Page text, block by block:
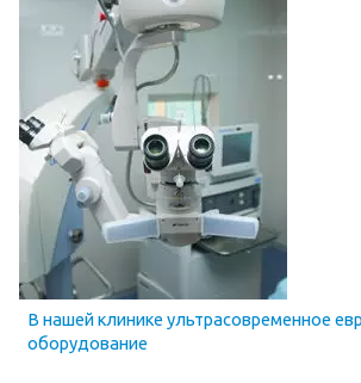
В нашей клинике ультрасовременное
оборудование